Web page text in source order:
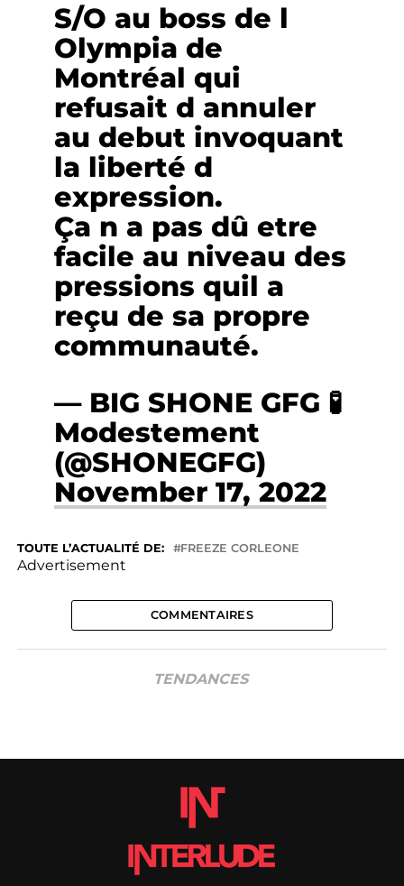
S/O au boss de l
Olympia de
Montréal qui
refusait d annuler
au debut invoquant
la liberté d
expression.
Ça n a pas dû etre
facile au niveau des
pressions quil a
reçu de sa propre
communauté.
— BIG SHONE GFG 🧪
Modestement
(@SHONEGFG)
November 17, 2022
TOUTE L’ACTUALITÉ DE: FREEZE CORLEONE
Advertisement
COMMENTAIRES
TENDANCES